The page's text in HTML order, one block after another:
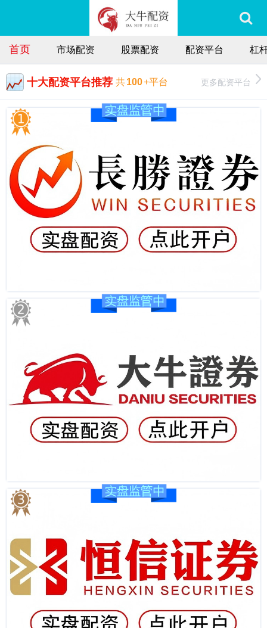
首页 市场配资 股票配资 配资平台 杠
十大配资平台推荐 共100+平台 更多配资平台